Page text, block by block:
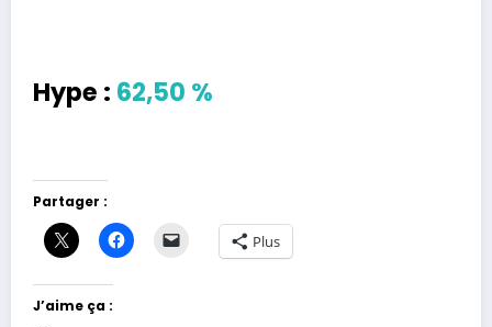
Hype : 62,50 %
Partager :
Plus
J’aime ça :